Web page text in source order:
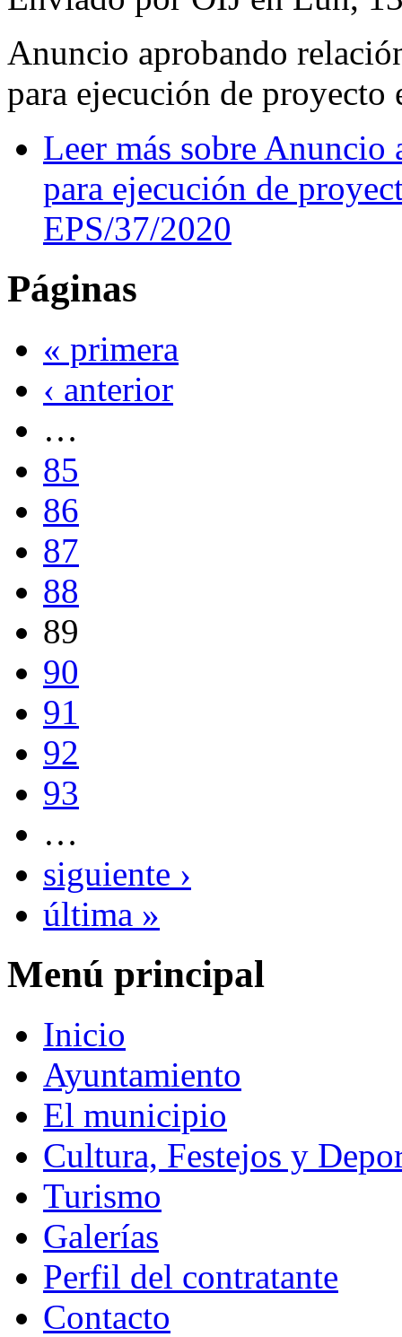
Anuncio aprobando
para ejecución de proyecto
Leer más sobre Anuncio
para ejecución de
EPS/37/2020
Páginas
« primera
‹ anterior
…
85
86
87
88
89
90
91
92
93
…
siguiente ›
última »
Menú principal
Inicio
Ayuntamiento
El municipio
Cultura, Festejos y
Turismo
Galerías
Perfil del contratante
Contacto